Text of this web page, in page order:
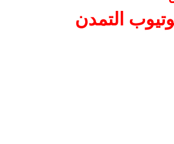
التمدن